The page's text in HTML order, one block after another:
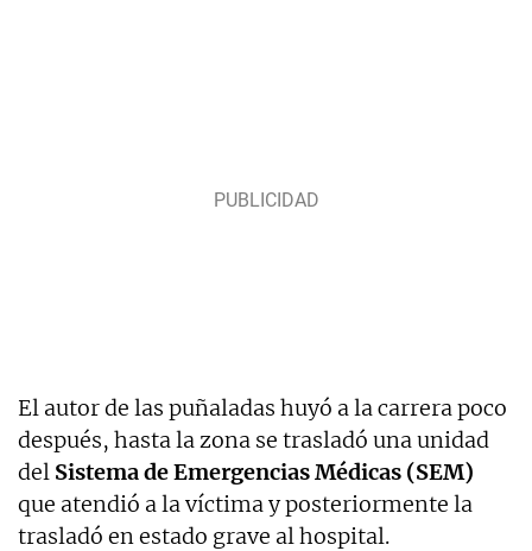
El autor de las puñaladas huyó a la carrera poco
después, hasta la zona se trasladó una unidad
del Sistema de Emergencias Médicas (SEM)
que atendió a la víctima y posteriormente la
trasladó en estado grave al hospital.